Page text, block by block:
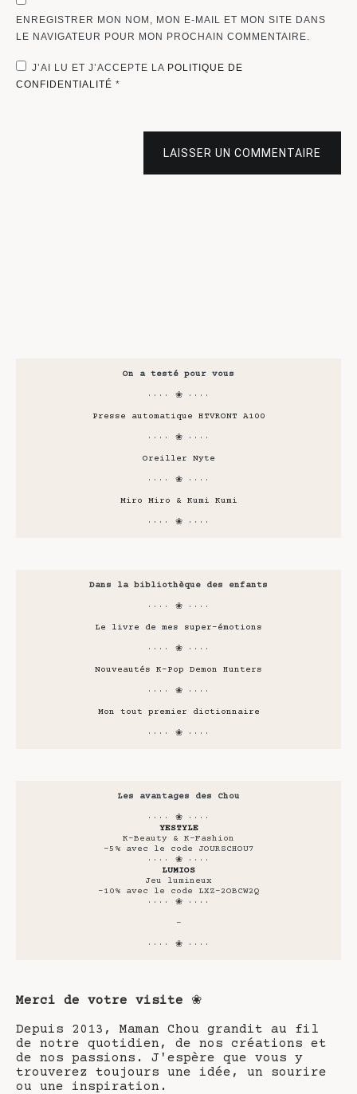
ENREGISTRER MON NOM, MON E-MAIL ET MON SITE DANS
LE NAVIGATEUR POUR MON PROCHAIN COMMENTAIRE.
J’AI LU ET J’ACCEPTE LA POLITIQUE DE
CONFIDENTIALITÉ *
LAISSER UN COMMENTAIRE
On a testé pour vous
···· ❀ ····
Presse automatique HTVRONT A100
···· ❀ ····
Oreiller Nyte
···· ❀ ····
Miro Miro & Kumi Kumi
···· ❀ ····
Dans la bibliothèque des enfants
···· ❀ ····
Le livre de mes super-émotions
···· ❀ ····
Nouveautés K-Pop Demon Hunters
···· ❀ ····
Mon tout premier dictionnaire
···· ❀ ····
Les avantages des Chou
···· ❀ ····
YESTYLE
K-Beauty & K-Fashion
-5% avec le code JOURSCHOU7
···· ❀ ····
LUMIOS
Jeu lumineux
-10% avec le code LXZ-2OBCW2Q
···· ❀ ····
-
···· ❀ ····
Merci de votre visite ❀
Depuis 2013, Maman Chou grandit au fil
de notre quotidien, de nos créations et
de nos passions. J'espère que vous y
trouverez toujours une idée, un sourire
ou une inspiration.